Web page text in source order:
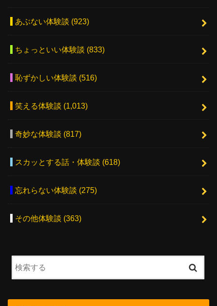
あぶない体験談 (923)
ちょっといい体験談 (833)
恥ずかしい体験談 (516)
笑える体験談 (1,013)
奇妙な体験談 (817)
スカッとする話・体験談 (618)
忘れらない体験談 (275)
その他体験談 (363)